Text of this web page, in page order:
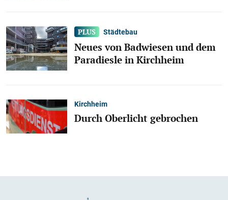
Städtebau
Neues von Badwiesen und dem
Paradiesle in Kirchheim
Kirchheim
Durch Oberlicht gebrochen